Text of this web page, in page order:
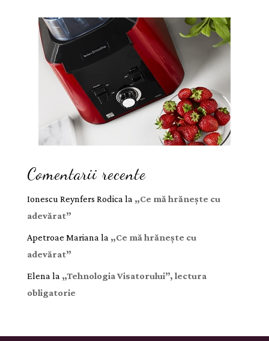
Comentarii recente
Ionescu Reynfers Rodica la „Ce mă hrănește cu
adevărat”
Apetroae Mariana la „Ce mă hrănește cu
adevărat”
Elena la „Tehnologia Visatorului”, lectura
obligatorie